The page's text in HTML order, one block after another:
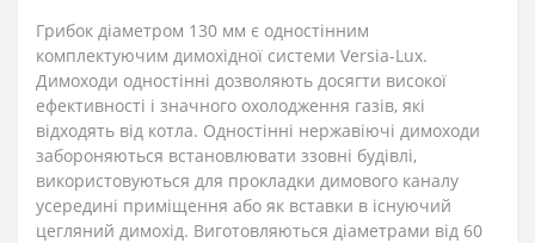
Грибок діаметром 130 мм є одностінним
комплектуючим димохідної системи Versia-Lux.
Димоходи одностінні дозволяють досягти високої
ефективності і значного охолодження газів, які
відходять від котла. Одностінні нержавіючі димоходи
забороняються встановлювати ззовні будівлі,
використовуються для прокладки димового каналу
усередині приміщення або як вставки в існуючий
цегляний димохід. Виготовляються діаметрами від 60